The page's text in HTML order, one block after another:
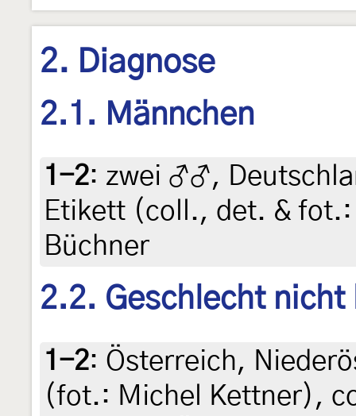
2. Diagnose
2.1. Männchen
1-2: zwei ♂♂,
Etikett (coll., det. &
Büchner
2.2. Geschlecht nicht
1-2: Österreich,
(fot.: Michel Kettner),